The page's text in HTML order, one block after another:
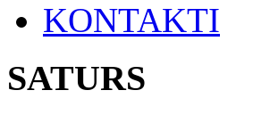
KONTAKTI
SATURS